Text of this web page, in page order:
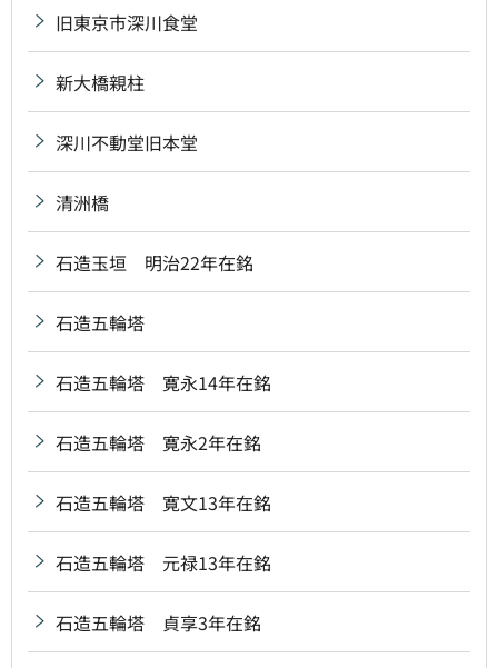
旧東京市深川食堂
新大橋親柱
深川不動堂旧本堂
清洲橋
石造玉垣 明治22年在銘
石造五輪塔
石造五輪塔 寛永14年在銘
石造五輪塔 寛永2年在銘
石造五輪塔 寛文13年在銘
石造五輪塔 元禄13年在銘
石造五輪塔 貞享3年在銘